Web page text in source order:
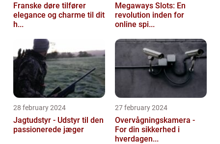
Franske døre tilfører
elegance og charme til dit
h...
Megaways Slots: En
revolution inden for
online spi...
28 february 2024
Jagtudstyr - Udstyr til den
passionerede jæger
27 february 2024
Overvågningskamera -
For din sikkerhed i
hverdagen...